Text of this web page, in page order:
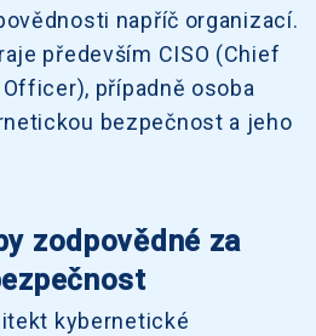
napříč organizací.
především CISO (Chief
případně osoba
bezpečnost a jeho
zodpovědné za
kybernetické